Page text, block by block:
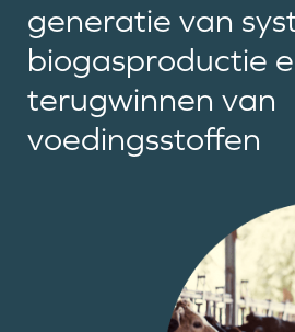
generatie van
biogasproductie
terugwinnen van
voedingsstoffen